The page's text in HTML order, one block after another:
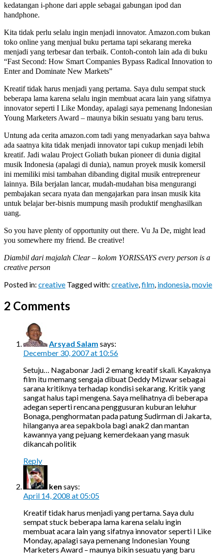
kedatangan i-phone dari apple sebagai gabungan ipod dan
handphone.
Kita tidak perlu selalu ingin menjadi innovator. Amazon.com bukan
toko online yang menjual buku pertama tapi sekarang mereka
menjadi yang terbesar dan terbaik. Contoh-contoh lain ada di buku
“Fast Second: How Smart Companies Bypass Radical Innovation to
Enter and Dominate New Markets”
Kreatif tidak harus menjadi yang pertama. Saya dulu sempat stuck
beberapa lama karena selalu ingin membuat acara lain yang sifatnya
innovator seperti I Like Monday, apalagi saya pemenang Indonesian
Young Marketers Award – maunya bikin sesuatu yang baru terus.
Untung ada cerita amazon.com tadi yang menyadarkan saya bahwa
ada saatnya kita tidak menjadi innovator tapi cukup menjadi lebih
kreatif. Jadi walau Project Goliath bukan pioneer di dunia digital
musik Indonesia (apalagi di dunia), namun proyek musik komersil
ini memiliki misi tambahan dibanding digital musik entrepreneur
lainnya. Bila berjalan lancar, mudah-mudahan bisa mengurangi
pembajakan secara nyata dan mengajarkan para insan musik kita
untuk belajar ber-bisnis mumpung masih produktif menghasilkan
uang.
So you have plenty of opportunity out there. Vu Ja De, might lead
you somewhere my friend. Be creative!
Diambil dari majalah Clear – kolom YORISSAYS every person is a
creative person
Posted in: creative Tagged with: creative,film, indonesia,movie
2 Comments
Arsyad Salam says:
December 30, 2007 at 10:56
Setuju… Nagabonar Jadi 2 emang kreatif skali. Kayaknya
film itu memang sengaja dibuat Deddy Mizwar sebagai
sarana kritiknya terhadap kondisi sekarang. Kritik yang
sangat halus tapi mengena. Saya melihatnya di beberapa
adegan seperti rencana penggusuran kuburan leluhur
Bonaga, penghormatan pada patung Sudirman di Jakarta,
hilanganya area sepakbola bagi anak2 dan mantan
kawannya yang pejuang kemerdekaan yang masuk
dikancah politik
Reply
ken says:
April 14, 2008 at 05:05
Kreatif tidak harus menjadi yang pertama. Saya dulu
sempat stuck beberapa lama karena selalu ingin
membuat acara lain yang sifatnya innovator seperti I Like
Monday, apalagi saya pemenang Indonesian Young
Marketers Award – maunya bikin sesuatu yang baru